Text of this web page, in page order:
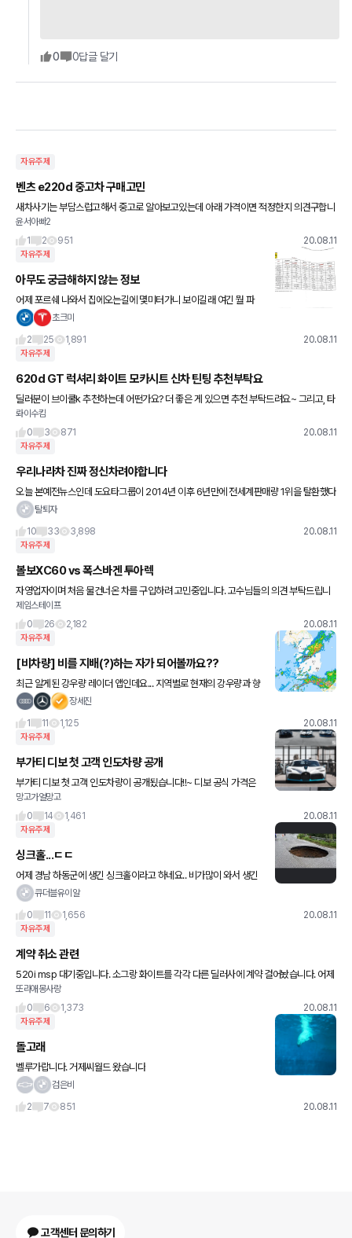
0 0답글 달기
자유주제
벤츠 e220d 중고차 구매고민
새차사기는 부담스럽고해서 중고로 알아보고있는데 아래 가격이면 적정한지 의견구합니
다 e220d 18년식 25500키로 무사고인데 4550만원이네요 부탁드립니다
윤서아빠2
1
2 951 20.08.11
자유주제
아무도 궁금해하지 않는 정보
어제 포르쉐 나와서 집에오는길에 몇미터가니 보이길래 여긴 뭘 파
나.. 보고왔네요 ㅋ 주문가능한 메뉴엔 V8 620마력의 로마, 그리고
초크미
2
25 1,891 20.08.11
자유주제
620d GT 럭셔리 화이트 모카시트 신차 틴팅 추천부탁요
딜러분이 브이쿨k 추천하는데 어떤가요? 더 좋은 게 있으면 추천 부탁드려요~ 그리고, 타
지역이라서 차량 출고되면 번호판이랑 틴팅 딜러한테 부탁하려고 하는데 그렇게 하는 것
도 괜찮겠죠?
롸이수킴
0
3 871 20.08.11
자유주제
우리나라차 진짜 정신차려야합니다
오늘 본예전뉴스인데 도요타그룹이 2014년 이후 6년만에 전세계판매량 1위을 탈환했다
네여. 애초부터 현대가 도요타에 경쟁상대가 안되는건 부정할수없지만 2위가 폭스바겐 3탈퇴자
10
33 3,898 20.08.11
자유주제
볼보XC60 vs 폭스바겐 투아렉
자영업자이며 처음 물건너온 차를 구입하려 고민중입니다. 고수님들의 의견 부탁드립니
다
제임스테이프
0
26 2,182 20.08.11
자유주제
[비차량] 비를 지배(?)하는 자가 되어볼까요??
최근 알게된 강우량 레이더 앱인데요... 지역별로 현재의 강우량과 향
후 수 시간 정도의 단기 예보를 제공해주네요... 비교적 좁은 지역의
장세진
1
11 1,125 20.08.11
자유주제
부가티 디보 첫 고객 인도차량 공개
부가티 디보 첫 고객 인도차량이 공개됬습니다!!~ 디보 공식 가격은
68억 이라고 하네요ㄷㄷ 구경이라도 해보고 싶네요ㅎㅎ 사진 감상
하시죠 (출처: 모터데일리)
망고가얼망고
0
14 1,461 20.08.11
자유주제
싱크홀...ㄷㄷ
어제 경남 하동군에 생긴 싱크홀이라고 하네요.. 비가많이 와서 생긴
건지.. 아랫지방은 더운데 윗지방은 어떤지 모르겠네요ㅜㅜ 오늘도
큐더블유이알
0
11 1,656 20.08.11
자유주제
계약 취소 관련
520i msp 대기중입니다. 소그랑 화이트를 각각 다른 딜러사에 계약 걸어놨습니다. 어제
사정이 있어 한군데 취소 하려고 전화 했더니 젊은 딜러분이신대 엄청 맘 약하게 만들어서
(회사에서 입장이 난
또라애몽사랑
0
6 1,373 20.08.11
자유주제
돌고래
벨루가랍니다. 거제씨월드 왔습니다
검은비
2
7 851 20.08.11
고객센터 문의하기